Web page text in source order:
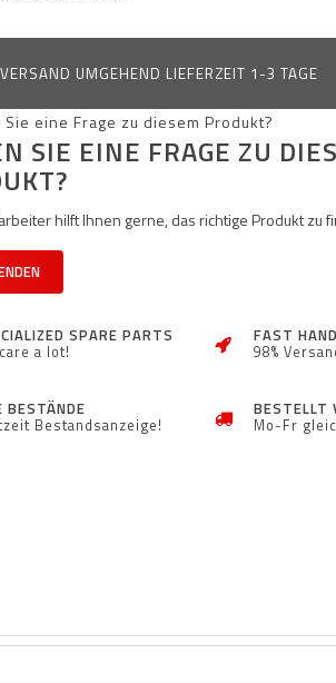
VERSAND UMGEHEND LIEFERZEIT 1-3 TAGE
SIE EINE FRAGE ZU
hilft Ihnen gerne, das richtige Produkt zu
SPARE PARTS
a lot!
FAST
98%
BESTÄNDE
Bestandsanzeige!
BESTELLT
Mo-Fr